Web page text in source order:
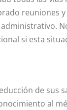
reuniones
si esta
de sus
al